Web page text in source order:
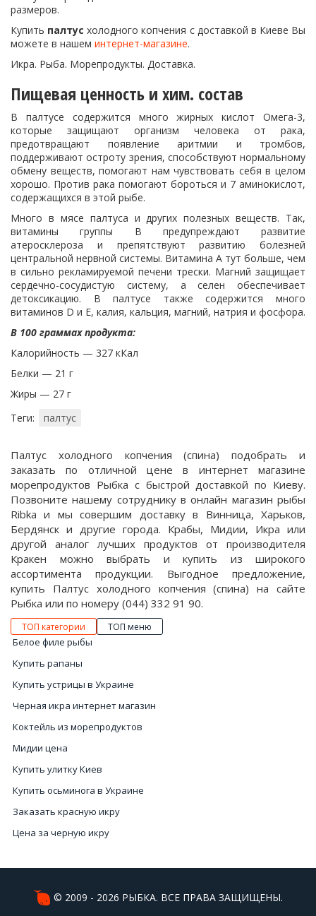
размеров.
Купить палтус холодного копчения с доставкой в Киеве Вы
можете в нашем интернет-магазине.
Икра. Рыба. Морепродукты. Доставка.
Пищевая ценность и хим. состав
В палтусе содержится много жирных кислот Омега-3,
которые защищают организм человека от рака,
предотвращают появление аритмии и тромбов,
поддерживают остроту зрения, способствуют нормальному
обмену веществ, помогают нам чувствовать себя в целом
хорошо. Против рака помогают бороться и 7 аминокислот,
содержащихся в этой рыбе.
Много в мясе палтуса и других полезных веществ. Так,
витамины группы В предупреждают развитие
атеросклероза и препятствуют развитию болезней
центральной нервной системы. Витамина А тут больше, чем
в сильно рекламируемой печени трески. Магний защищает
сердечно-сосудистую систему, а селен обеспечивает
детоксикацию. В палтусе также содержится много
витаминов D и Е, калия, кальция, магний, натрия и фосфора.
В 100 граммах продукта:
Калорийность — 327 кКал
Белки — 21 г
Жиры — 27 г
Теги:
палтус
Палтус холодного копчения (спина) подобрать и
заказать по отличной цене в интернет магазине
морепродуктов Рыбка с быстрой доставкой по Киеву.
Позвоните нашему сотруднику в онлайн магазин рыбы
Ribka и мы совершим доставку в Винница, Харьков,
Бердянск и другие города. Крабы, Мидии, Икра или
другой аналог лучших продуктов от производителя
Кракен можно выбрать и купить из широкого
ассортимента продукции. Выгодное предложение,
купить Палтус холодного копчения (спина) на сайте
Рыбка или по номеру (044) 332 91 90.
ТОП категории ТОП меню
Белое филе рыбы
Купить рапаны
Купить устрицы в Украине
Черная икра интернет магазин
Коктейль из морепродуктов
Мидии цена
Купить улитку Киев
Купить осьминога в Украине
Заказать красную икру
Цена за черную икру
Купить рыбу в интернет магазине
© 2009 - 2026 РЫБКА. ВСЕ ПРАВА ЗАЩИЩЕНЫ.